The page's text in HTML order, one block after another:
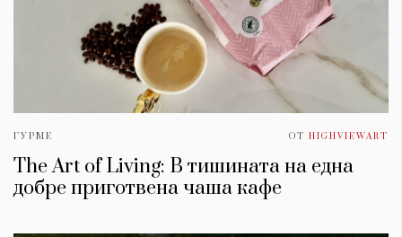
ГУРМЕ ОТ HIGHVIEWART
The Art of Living: В тишината на една
добре приготвена чаша кафе